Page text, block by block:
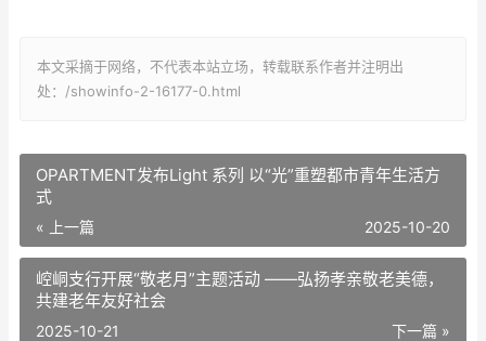
本文采摘于网络，不代表本站立场，转载联系作者并注明出
处：/showinfo-2-16177-0.html
OPARTMENT发布Light 系列 以“光”重塑都市青年生活方
式
« 上一篇 2025-10-20
崆峒支行开展“敬老月”主题活动 ——弘扬孝亲敬老美德，
共建老年友好社会
下一篇 »
2025-10-21